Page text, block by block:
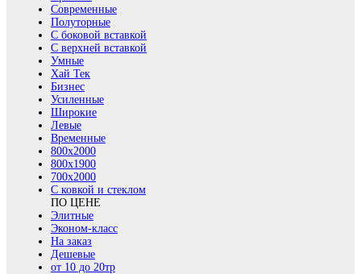
Современные
Полуторные
С боковой вставкой
С верхней вставкой
Умные
Хай Тек
Бизнес
Усиленные
Широкие
Левые
Временные
800х2000
800x1900
700x2000
С ковкой и стеклом
ПО ЦЕНЕ
Элитные
Эконом-класс
На заказ
Дешевые
от 10 до 20тр